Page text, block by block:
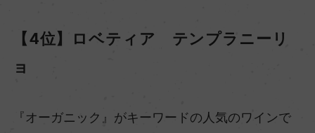
【4位】ロベティア テンプラニーリ
ョ
『オーガニック』がキーワードの人気のワインで